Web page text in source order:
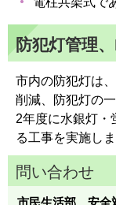
防犯灯管理
市内の防犯灯は
削減、防犯灯の
2年度に水銀灯・
る工事を実施しま
問い合わせ
市民生活部 安全